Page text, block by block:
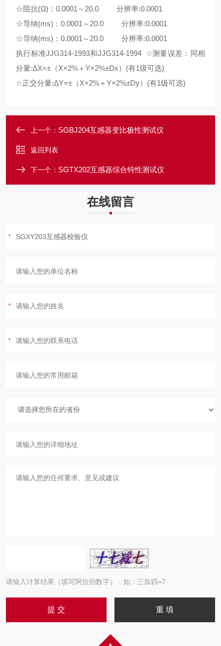
☆阻抗(Ω)：0.0001～20.0 分辨率:0.0001
☆导纳(ms)：0.0001～20.0 分辨率:0.0001
☆导纳(ms)：0.0001～20.0 分辨率:0.0001
执行标准JJG314-1993和JJG314-1994 ☆测量误差：同相
分量:ΔX=±（X×2%＋Y×2%±Dx）(有1级可选)
☆正交分量:ΔY=±（X×2%＋Y×2%±Dy）(有1级可选)
上一个： SGBJ204互感器变比极性测试仪
返回列表
下一个： SGTX202互感器综合特性测试仪
在线留言
请输入计算结果（填写阿拉伯数字），如：三加四=7